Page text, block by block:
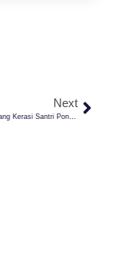
Next
DM Show 3, Ajang Kerasi Santri Pondok Pesantren Darul Ma’arif Yang Super Keren